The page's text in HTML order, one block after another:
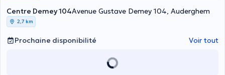
Centre Demey 104 Avenue Gustave Demey 104, Auderghem
2,7 km
Prochaine disponibilité Voir tout